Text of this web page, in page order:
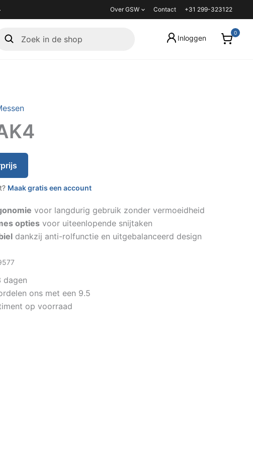
Over GSW Contact +31 299-323122
Inloggen
Maak gratis een account
voor langdurig gebruik zonder vermoeidheid
opties voor uiteenlopende snijtaken
dankzij anti-rolfunctie en uitgebalanceerd design
dagen
ons met een 9.5
op voorraad